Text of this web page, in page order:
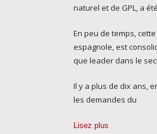
naturel et de GPL, a
En peu de temps,
espagnole, est
que leader dans le
Il y a plus de dix ans,
les demandes du
Lisez plus